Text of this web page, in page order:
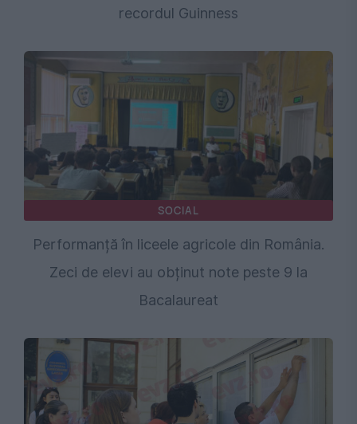
recordul Guinness
SOCIAL
Performanță în liceele agricole din România.
Zeci de elevi au obținut note peste 9 la
Bacalaureat